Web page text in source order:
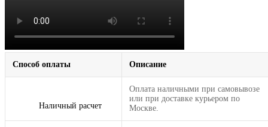
Способ оплаты Описание
Наличный расчет
Оплата наличными при самовывозе
или при доставке курьером по
Москве.